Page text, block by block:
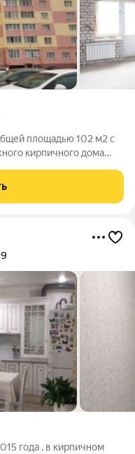
площадью 102 м2 с
кирпичного дома
года , в кирпичном